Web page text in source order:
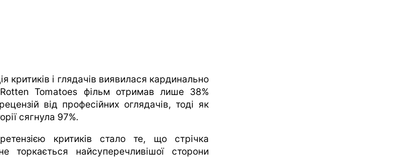
критиків і глядачів виявилася кардинально
Tomatoes фільм отримав лише 38%
від професійних оглядачів, тоді як
сягнула 97%.
критиків стало те, що стрічка
торкається найсуперечливішої сторони